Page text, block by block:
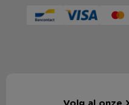
Volg al onze